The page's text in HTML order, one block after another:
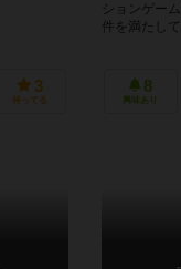
3
持ってる
ションゲー
件を満たし
8
興味あり